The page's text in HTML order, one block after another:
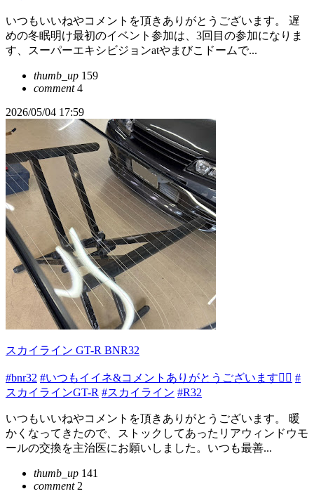
いつもいいねやコメントを頂きありがとうございます。 遅
めの冬眠明け最初のイベント参加は、3回目の参加になりま
す、スーパーエキシビジョンatやまびこドームで...
thumb_up 159
comment4
2026/05/04 17:59
スカイライン GT-R BNR32
#bnr32 #いつもイイネ&コメントありがとうございます🙇‍♂️ #
スカイラインGT-R #スカイライン #R32
いつもいいねやコメントを頂きありがとうございます。 暖
かくなってきたので、ストックしてあったリアウィンドウモ
ールの交換を主治医にお願いしました。いつも最善...
thumb_up 141
comment2